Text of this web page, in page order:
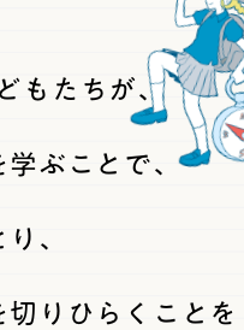
コース
験
もたちが、
学ぶことで、
、
りひらくことを